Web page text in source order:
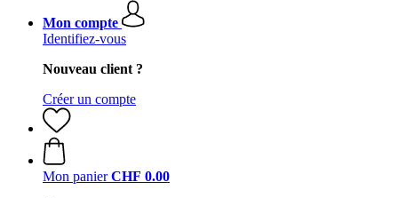
Mon compte
Identifiez-vous
Nouveau client ?
Créer un compte
Mon panier CHF 0.00